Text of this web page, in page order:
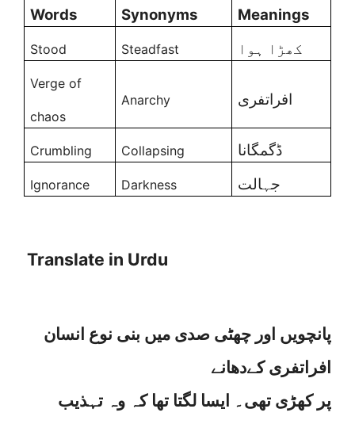
Words Synonyms Meanings
Stood Steadfast کھڑا ہوا
Verge of
chaos
Anarchy افراتفری
Crumbling Collapsing ڈگمگانا
Ignorance Darkness جہالت
Translate in Urdu
پانچویں اور چھٹی صدی میں بنی نوع انسان
افراتفری کےدھانے
پر کھڑی تھی۔ ایسا لگتا تھا کہ وہ تہذیب